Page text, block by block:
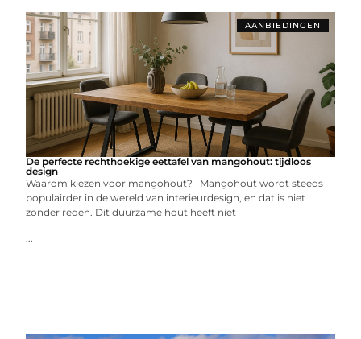
AANBIEDINGEN
De perfecte rechthoekige eettafel van mangohout: tijdloos
design
Waarom kiezen voor mangohout? Mangohout wordt steeds
populairder in de wereld van interieurdesign, en dat is niet
zonder reden. Dit duurzame hout heeft niet
...